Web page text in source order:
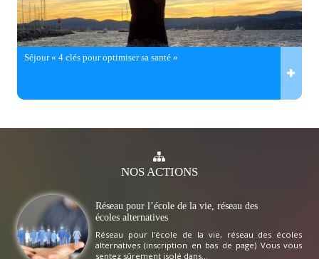
Séjour « 4 clés pour optimiser sa santé »
NOSACTIONS
Réseau pour l’école de la vie, réseau des
écoles alternatives
Réseau pour l'école de la vie, réseau des écoles
alternatives (inscription en bas de page) Vous vous
sentez sûrement isolé dans...